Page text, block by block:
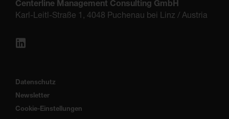
Centerline Management Consulting GmbH
Karl-Leitl-Straße 1, 4048 Puchenau bei Linz / Austria
Datenschutz
Newsletter
Cookie-Einstellungen